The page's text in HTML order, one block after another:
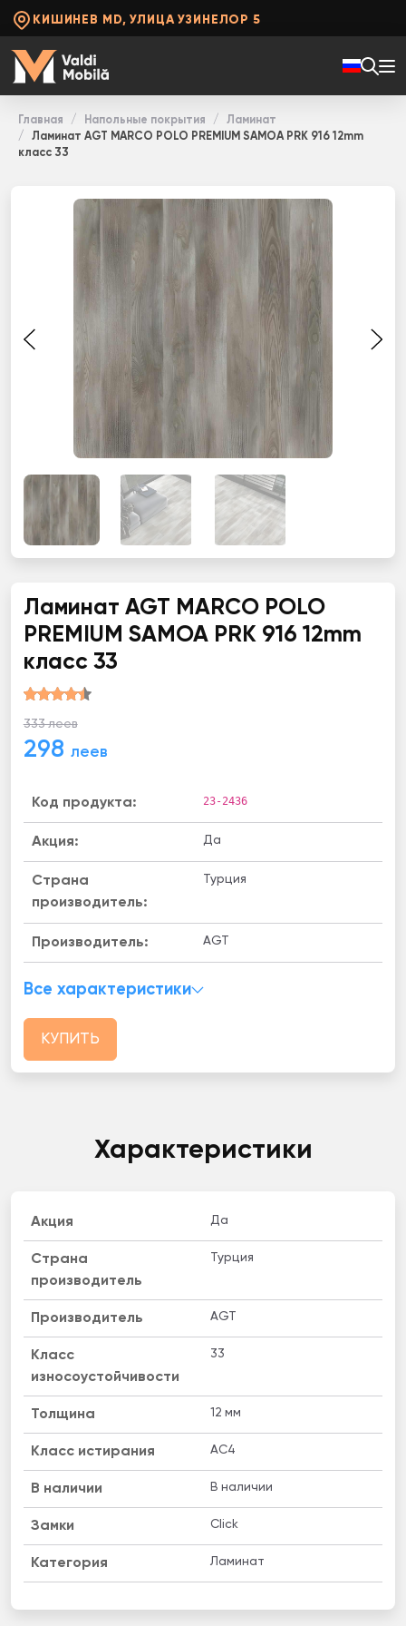
КИШИНЕВ MD, УЛИЦА УЗИНЕЛОР 5
Главная Напольные покрытия
Ламинат
Ламинат AGT MARCO POLO PREMIUM SAMOA PRK 916 12mm
класс 33
Ламинат AGT MARCO POLO
PREMIUM SAMOA PRK 916 12mm
класс 33
333 леев
298 леев
Код продукта: 23-2436
Акция: Да
Страна
производитель:
Турция
Производитель: AGT
Все характеристики
КУПИТЬ
Характеристики
Акция Да
Страна
производитель
Турция
Производитель AGT
Класс
износоустойчивости
33
Толщина 12 мм
Класс истирания AC4
B наличии В наличии
Замки Click
Категория Ламинат